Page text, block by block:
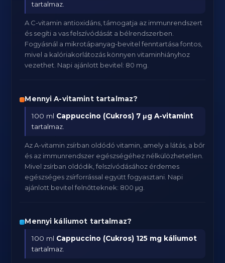
tartalmaz.
A C-vitamin antioxidáns, támogatja az immunrendszert
és segíti a vas felszívódását a bélrendszerben.
Fogyásnál a mikrotápanyag-bevitel fenntartása fontos,
mivel a kalóriakorlátozás könnyen vitaminhiányhoz
vezethet. Napi ajánlott bevitel: 80 mg.
Mennyi A-vitamint tartalmaz?
100 ml Cappuccino (Cukros) 7 μg A-vitamint
tartalmaz.
Az A-vitamin zsírban oldódó vitamin, amely a látás, a bőr
és az immunrendszer egészségéhez nélkülözhetetlen.
Mivel zsírban oldódik, felszívódásához érdemes
egészséges zsírforrással együtt fogyasztani. Napi
ajánlott bevitel felnőtteknek: 800 μg.
Mennyi káliumot tartalmaz?
100 ml Cappuccino (Cukros) 125 mg káliumot
tartalmaz.